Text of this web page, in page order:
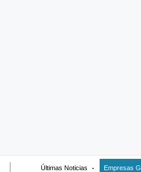
Últimas Noticias Empresas G